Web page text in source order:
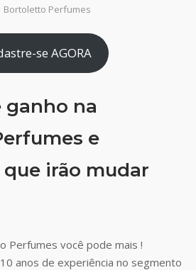
Bortoletto Perfumes
se AGORA
ganho na
e
irão mudar
Perfumes você pode mais !
anos de experiência no segmento